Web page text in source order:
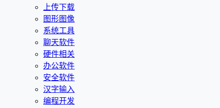
上传下载
图形图像
系统工具
聊天软件
硬件相关
办公软件
安全软件
汉字输入
编程开发